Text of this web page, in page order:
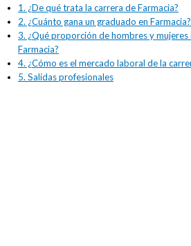
1. ¿De qué trata la carrera de Farmacia?
2. ¿Cuánto gana un graduado en Farmacia?
3. ¿Qué proporción de hombres y mujeres
Farmacia?
4. ¿Cómo es el mercado laboral de la
5. Salidas profesionales